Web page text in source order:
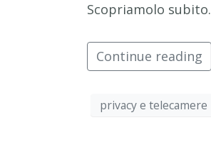
Scopriamolo subito.
Continue reading
privacy e telecamere